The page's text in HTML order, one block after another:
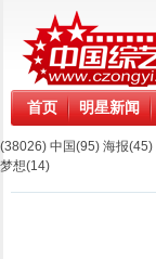
首页 明星新闻
(38026) 中国(95) 海报(45)
梦想(14)